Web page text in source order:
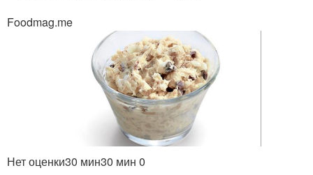
Foodmag.me
Нет оценки30 мин30 мин 0